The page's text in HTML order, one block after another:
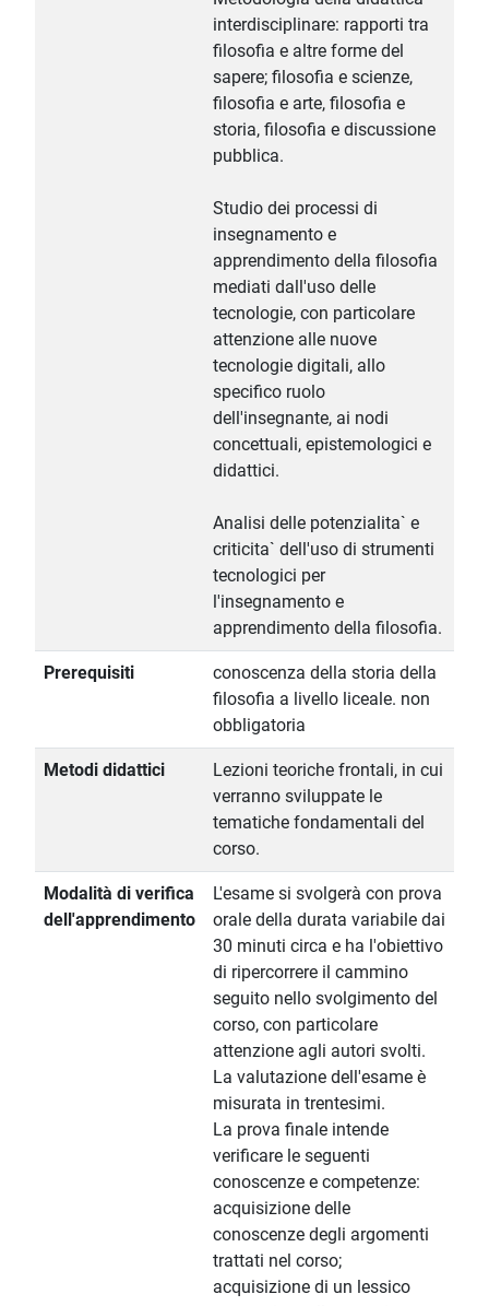
interdisciplinare: rapporti tra
filosofia e altre forme del
sapere; filosofia e scienze,
filosofia e arte, filosofia e
storia, filosofia e discussione
pubblica.
Studio dei processi di
insegnamento e
apprendimento della filosofia
mediati dall'uso delle
tecnologie, con particolare
attenzione alle nuove
tecnologie digitali, allo
specifico ruolo
dell'insegnante, ai nodi
concettuali, epistemologici e
didattici.
Analisi delle potenzialita` e
criticita` dell'uso di strumenti
tecnologici per
l'insegnamento e
apprendimento della filosofia.
Prerequisiti
conoscenza della storia della
filosofia a livello liceale. non
obbligatoria
Metodi didattici
Lezioni teoriche frontali, in cui
verranno sviluppate le
tematiche fondamentali del
corso.
Modalità di verifica
dell'apprendimento
L'esame si svolgerà con prova
orale della durata variabile dai
30 minuti circa e ha l'obiettivo
di ripercorrere il cammino
seguito nello svolgimento del
corso, con particolare
attenzione agli autori svolti.
La valutazione dell'esame è
misurata in trentesimi.
La prova finale intende
verificare le seguenti
conoscenze e competenze:
acquisizione delle
conoscenze degli argomenti
trattati nel corso;
acquisizione di un lessico